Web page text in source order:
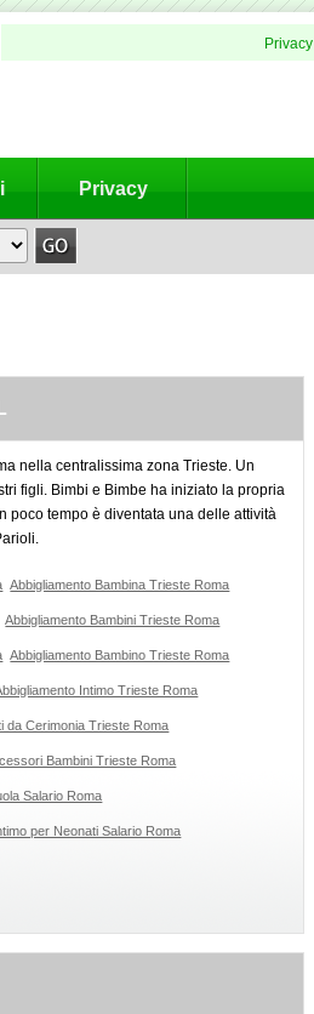
Privacy
Privacy
nella centralissima zona Trieste. Un
figli. Bimbi e Bimbe ha iniziato la propria
poco tempo è diventata una delle attività
Abbigliamento Bambina Trieste Roma
Abbigliamento Bambini Trieste Roma
Abbigliamento Bambino Trieste Roma
Intimo Trieste Roma
da Cerimonia Trieste Roma
Bambini Trieste Roma
Salario Roma
per Neonati Salario Roma